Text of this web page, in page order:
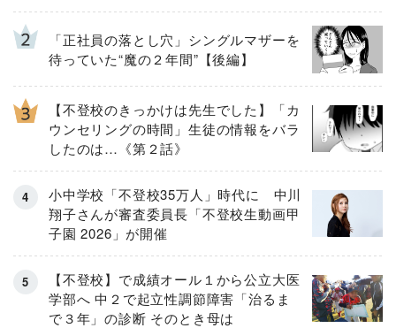
「正社員の落とし穴」シングルマザーを
待っていた“魔の２年間”【後編】
【不登校のきっかけは先生でした】「カ
ウンセリングの時間」生徒の情報をバラ
したのは…《第２話》
小中学校「不登校35万人」時代に 中川
翔子さんが審査委員長「不登校生動画甲
子園 2026」が開催
【不登校】で成績オール１から公立大医
学部へ 中２で起立性調節障害「治るま
で３年」の診断 そのとき母は